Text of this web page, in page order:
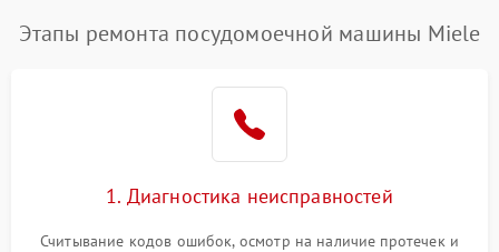
воды
1800 ₽ Подробнее →
Проблемы с
Этапы ремонта посудомоечной машины Miele
1. Диагностика неисправностей
Считывание кодов ошибок, осмотр на наличие протечек и